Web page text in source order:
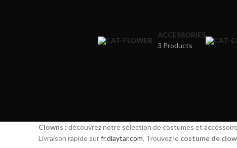
ACCESSORIES
3 Products
Clowns : découvrez notre sélection de costumes et
Livraison rapide surfr.diaytar.com. Trouvez le costume de